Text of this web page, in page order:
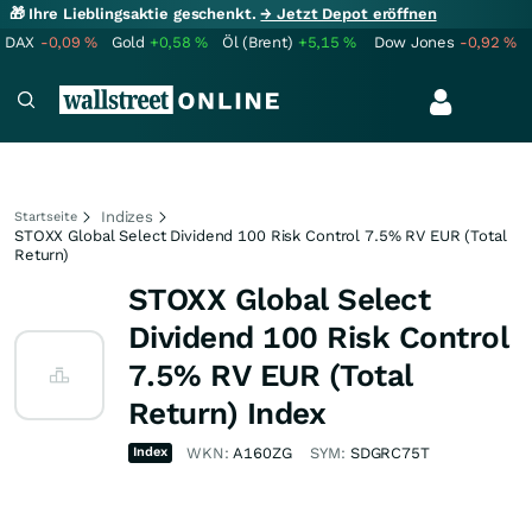
🎁 Ihre Lieblingsaktie geschenkt.→ Jetzt Depot eröffnen
DAX -0,09% Gold +0,58% Öl (Brent) +5,15% Dow Jones -0,92%
Startseite
Indizes
STOXX Global Select Dividend 100 Risk Control 7.5% RV EUR (Total
Return)
STOXX Global Select
Dividend 100 Risk Control
7.5% RV EUR (Total
Return) Index
Index WKN:A160ZG SYM: SDGRC75T